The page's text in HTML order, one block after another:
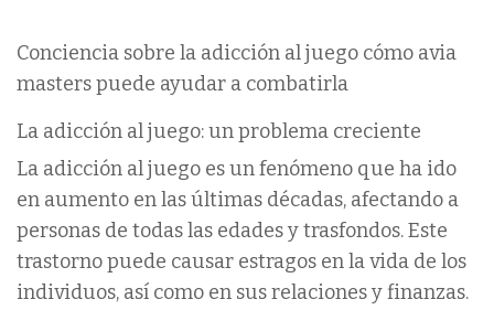
Conciencia sobre la adicción al juego cómo avia
masters puede ayudar a combatirla
La adicción al juego: un problema creciente
La adicción al juego es un fenómeno que ha ido
en aumento en las últimas décadas, afectando a
personas de todas las edades y trasfondos. Este
trastorno puede causar estragos en la vida de los
individuos, así como en sus relaciones y finanzas.